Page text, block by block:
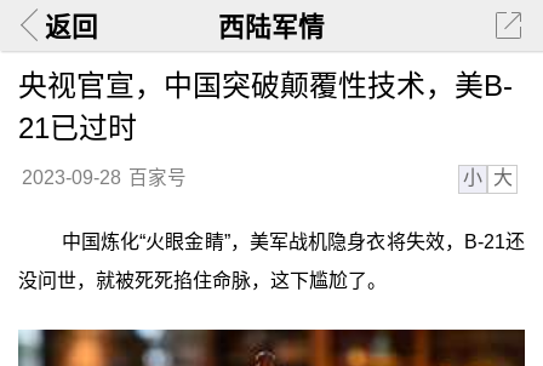
返回 西陆军情
央视官宣，中国突破颠覆性技术，美B-
21已过时
2023-09-28 百家号 小 大
中国炼化“火眼金睛”，美军战机隐身衣将失效，B-21还
没问世，就被死死掐住命脉，这下尴尬了。